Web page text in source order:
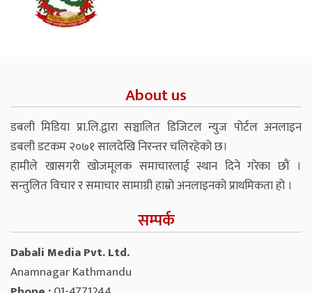
About us
डबली मिडिया प्रा.लि.द्वारा सञ्चालित डिजिटल न्युज पोर्टल अनलाइन
डबली डटकम २०७१ सालदेखि निरन्तर चलिरहेको छ।
हामीले खासगरी खोजमूलक समाचारलाई स्थान दिने गरेका छौं ।
सन्तुलित विचार र समाचार सामाग्री हाम्रो अनलाइनको प्राथमिकता हो ।
सम्पर्क
Dabali Media Pvt. Ltd.
Anamnagar Kathmandu